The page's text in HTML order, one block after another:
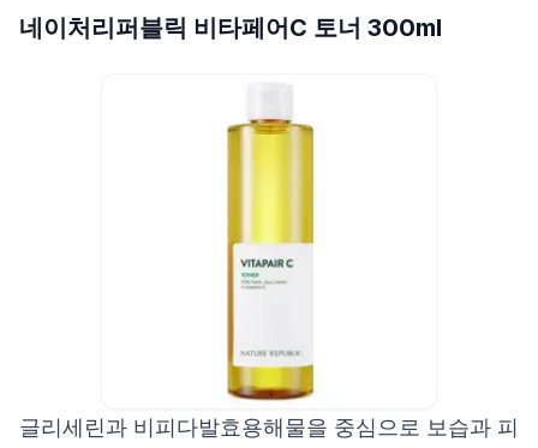
네이처리퍼블릭 비타페어C 토너 300ml
글리세린과 비피다발효용해물을 중심으로 보습과 피